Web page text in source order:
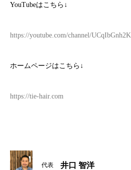
YouTubeはこちら ↓
https://youtube.com/channel/
ホームページはこちら ↓
https://tie-hair.com
代表 井口 智洋